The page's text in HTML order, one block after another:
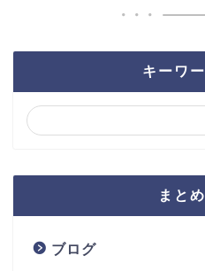
キーワ
まと
ブログ